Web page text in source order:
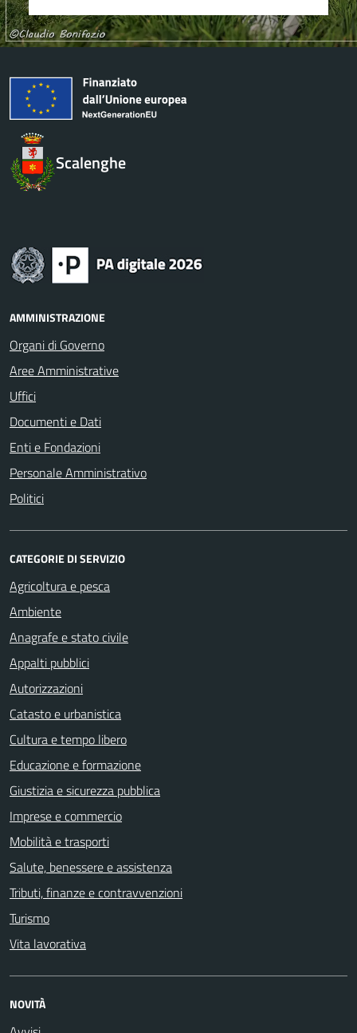
Scalenghe
AMMINISTRAZIONE
Organi di Governo
Aree Amministrative
Uffici
Documenti e Dati
Enti e Fondazioni
Personale Amministrativo
Politici
CATEGORIE DI SERVIZIO
Agricoltura e pesca
Ambiente
Anagrafe e stato civile
Appalti pubblici
Autorizzazioni
Catasto e urbanistica
Cultura e tempo libero
Educazione e formazione
Giustizia e sicurezza pubblica
Imprese e commercio
Mobilità e trasporti
Salute, benessere e assistenza
Tributi, finanze e contravvenzioni
Turismo
Vita lavorativa
NOVITÀ